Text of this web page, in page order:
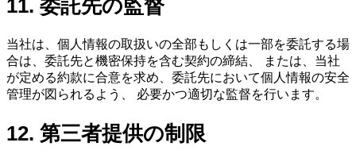
11. 委託先の監督
当社は、個人情報の取扱いの全部もしくは一部を委託する場
合は、委託先と機密保持を含む契約の締結、 または、当社
が定める約款に合意を求め、委託先において個人情報の安全
管理が図られるよう、 必要かつ適切な監督を行います。
12. 第三者提供の制限